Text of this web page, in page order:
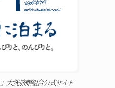
大洗旅館組合公式サイト